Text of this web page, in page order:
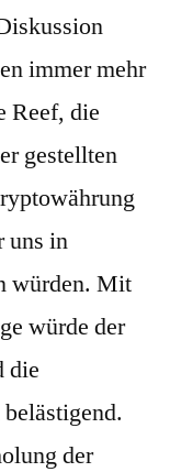
immer mehr
Reef, die
gestellten
uns in
würden. Mit
würde der
die
der